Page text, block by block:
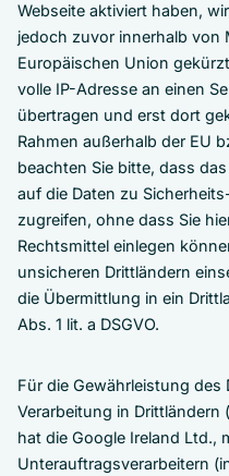
Webseite aktiviert haben,
jedoch zuvor innerhalb von
Europäischen Union
volle IP-Adresse an einen
übertragen und erst dort
Rahmen außerhalb der EU
beachten Sie bitte, dass
auf die Daten zu
zugreifen, ohne dass Sie
Rechtsmittel einlegen
unsicheren Drittländern
die Übermittlung in ein
Abs. 1 lit. a DSGVO.
Für die Gewährleistung
Verarbeitung in Drittländern
hat die Google Ireland Ltd.,
Unterauftragsverarbeitern